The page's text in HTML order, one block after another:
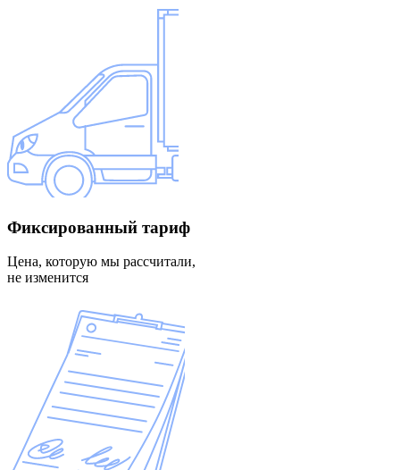
Фиксированный тариф
Цена, которую мы рассчитали,
не изменится